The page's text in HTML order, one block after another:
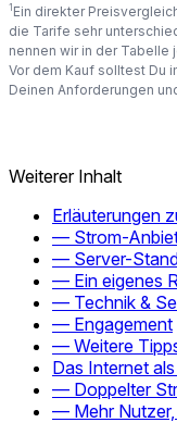
1 Ein direkter
die Tarife sehr
nennen wir in der Tabelle
Vor dem Kauf solltest Du
Deinen Anforderungen
Weiterer Inhalt
Erläuterungen
— Strom-
— Server-
— Ein eigenes
— Technik &
— Engagement
— Weitere
Das Internet
— Doppelter
— Mehr Nutzer,